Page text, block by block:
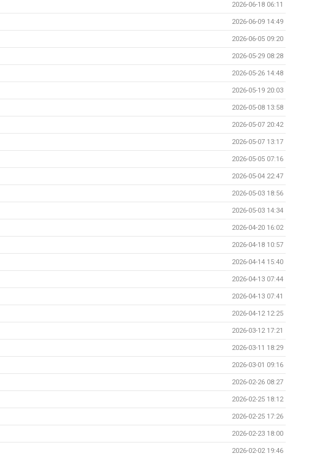
2026-06-18 06:11
2026-06-09 14:49
2026-06-05 09:20
2026-05-29 08:28
2026-05-26 14:48
2026-05-19 20:03
2026-05-08 13:58
2026-05-07 20:42
2026-05-07 13:17
2026-05-05 07:16
2026-05-04 22:47
2026-05-03 18:56
2026-05-03 14:34
2026-04-20 16:02
2026-04-18 10:57
2026-04-14 15:40
2026-04-13 07:44
2026-04-13 07:41
2026-04-12 12:25
2026-03-12 17:21
2026-03-11 18:29
2026-03-01 09:16
2026-02-26 08:27
2026-02-25 18:12
2026-02-25 17:26
2026-02-23 18:00
2026-02-02 19:46